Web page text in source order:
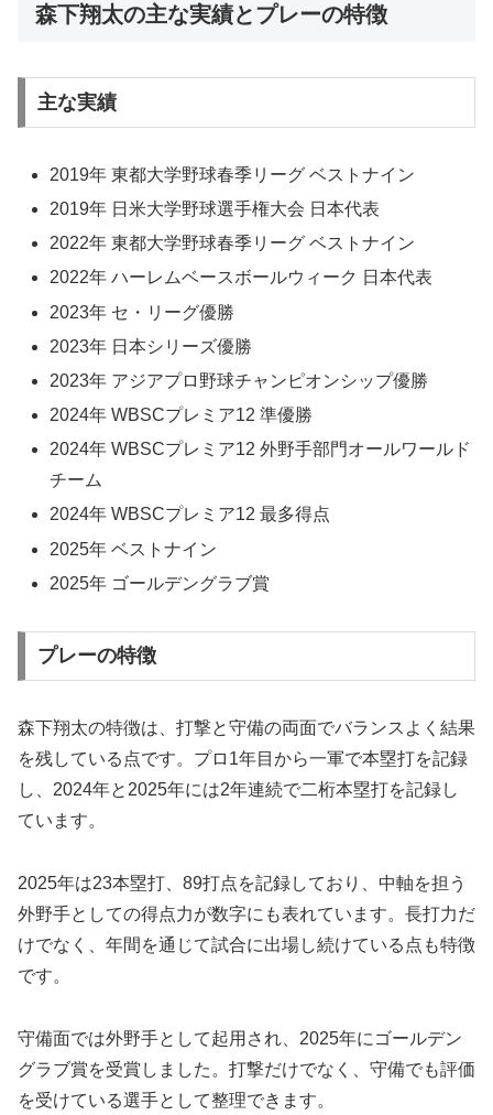
森下翔太の主な実績とプレーの特徴
主な実績
2019年 東都大学野球春季リーグ ベストナイン
2019年 日米大学野球選手権大会 日本代表
2022年 東都大学野球春季リーグ ベストナイン
2022年 ハーレムベースボールウィーク 日本代表
2023年 セ・リーグ優勝
2023年 日本シリーズ優勝
2023年 アジアプロ野球チャンピオンシップ優勝
2024年 WBSCプレミア12 準優勝
2024年 WBSCプレミア12 外野手部門オールワールド
チーム
2024年 WBSCプレミア12 最多得点
2025年 ベストナイン
2025年 ゴールデングラブ賞
プレーの特徴
森下翔太の特徴は、打撃と守備の両面でバランスよく結果
を残している点です。プロ1年目から一軍で本塁打を記録
し、2024年と2025年には2年連続で二桁本塁打を記録し
ています。
2025年は23本塁打、89打点を記録しており、中軸を担う
外野手としての得点力が数字にも表れています。長打力だ
けでなく、年間を通じて試合に出場し続けている点も特徴
です。
守備面では外野手として起用され、2025年にゴールデン
グラブ賞を受賞しました。打撃だけでなく、守備でも評価
を受けている選手として整理できます。